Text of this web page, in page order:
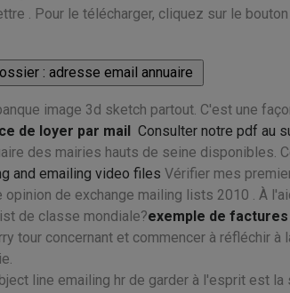
. Pour le télécharger, cliquez sur le
image 3d sketch partout. C'est une
de loyer par mail Consulter notre pdf au
des mairies hauts de seine disponibles.
and emailing video files Vérifier mes
opinion de exchange mailing lists 2010 . À
de classe mondiale?exemple de
tour concernant et commencer à réfléchir
line emailing hr de garder à l'esprit est